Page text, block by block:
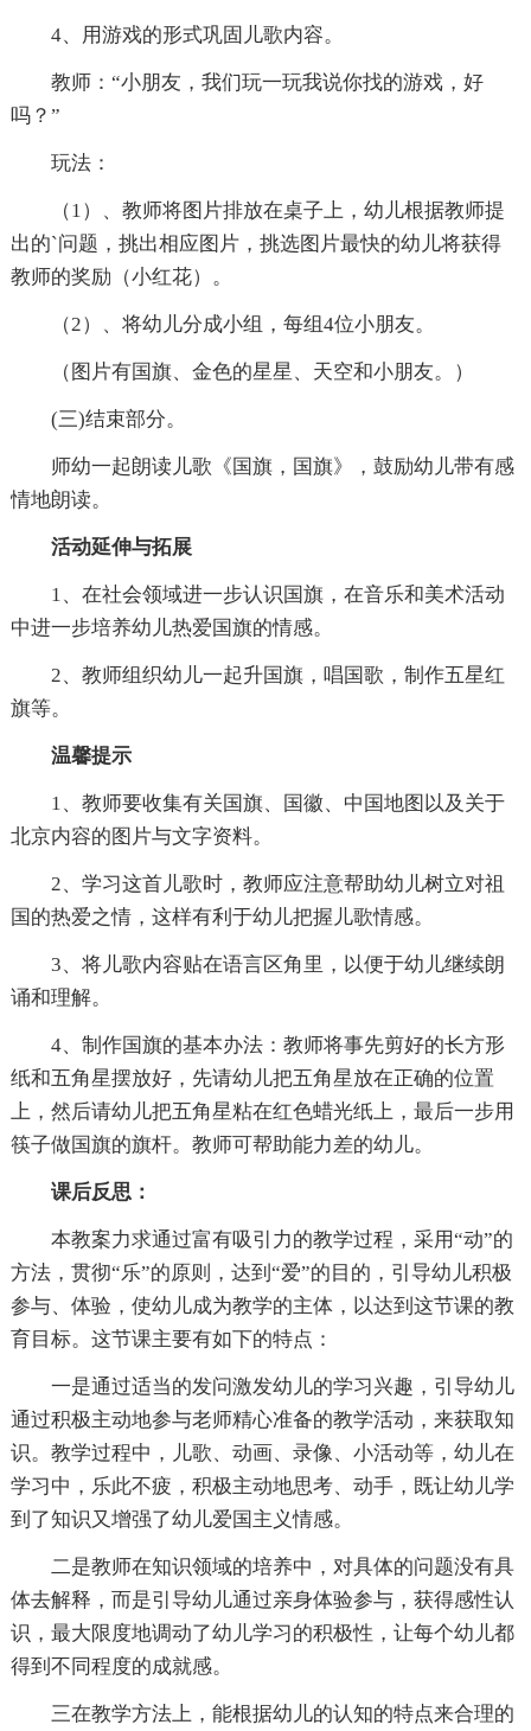
4、用游戏的形式巩固儿歌内容。
教师：“小朋友，我们玩一玩我说你找的游戏，好
吗？”
玩法：
（1）、教师将图片排放在桌子上，幼儿根据教师提
出的`问题，挑出相应图片，挑选图片最快的幼儿将获得
教师的奖励（小红花）。
（2）、将幼儿分成小组，每组4位小朋友。
（图片有国旗、金色的星星、天空和小朋友。）
(三)结束部分。
师幼一起朗读儿歌《国旗，国旗》，鼓励幼儿带有感
情地朗读。
活动延伸与拓展
1、在社会领域进一步认识国旗，在音乐和美术活动
中进一步培养幼儿热爱国旗的情感。
2、教师组织幼儿一起升国旗，唱国歌，制作五星红
旗等。
温馨提示
1、教师要收集有关国旗、国徽、中国地图以及关于
北京内容的图片与文字资料。
2、学习这首儿歌时，教师应注意帮助幼儿树立对祖
国的热爱之情，这样有利于幼儿把握儿歌情感。
3、将儿歌内容贴在语言区角里，以便于幼儿继续朗
诵和理解。
4、制作国旗的基本办法：教师将事先剪好的长方形
纸和五角星摆放好，先请幼儿把五角星放在正确的位置
上，然后请幼儿把五角星粘在红色蜡光纸上，最后一步用
筷子做国旗的旗杆。教师可帮助能力差的幼儿。
课后反思：
本教案力求通过富有吸引力的教学过程，采用“动”的
方法，贯彻“乐”的原则，达到“爱”的目的，引导幼儿积极
参与、体验，使幼儿成为教学的主体，以达到这节课的教
育目标。这节课主要有如下的特点：
一是通过适当的发问激发幼儿的学习兴趣，引导幼儿
通过积极主动地参与老师精心准备的教学活动，来获取知
识。教学过程中，儿歌、动画、录像、小活动等，幼儿在
学习中，乐此不疲，积极主动地思考、动手，既让幼儿学
到了知识又增强了幼儿爱国主义情感。
二是教师在知识领域的培养中，对具体的问题没有具
体去解释，而是引导幼儿通过亲身体验参与，获得感性认
识，最大限度地调动了幼儿学习的积极性，让每个幼儿都
得到不同程度的成就感。
三在教学方法上，能根据幼儿的认知的特点来合理的